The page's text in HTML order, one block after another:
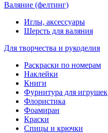
Валяние (фелтинг)
Иглы, аксессуары
Шерсть для валяния
Для творчества и рукоделия
Раскраски по номерам
Наклейки
Книги
Фурнитура для игрушек
Флористика
Фоамиран
Краски
Спицы и крючки